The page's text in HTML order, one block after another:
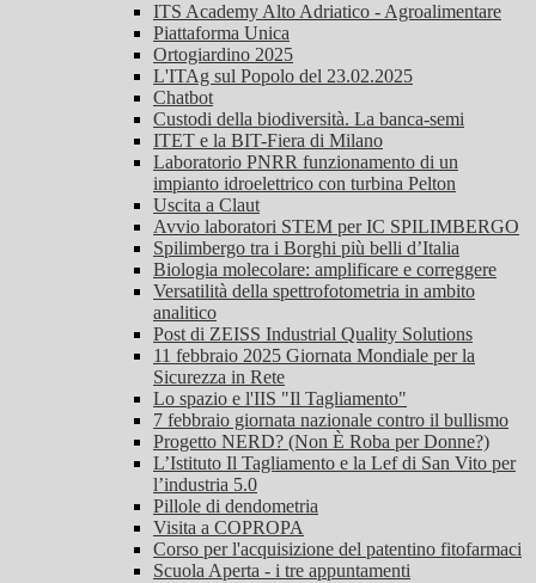
ITS Academy Alto Adriatico - Agroalimentare
Piattaforma Unica
Ortogiardino 2025
L'ITAg sul Popolo del 23.02.2025
Chatbot
Custodi della biodiversità. La banca-semi
ITET e la BIT-Fiera di Milano
Laboratorio PNRR funzionamento di un
impianto idroelettrico con turbina Pelton
Uscita a Claut
Avvio laboratori STEM per IC SPILIMBERGO
Spilimbergo tra i Borghi più belli d’Italia
Biologia molecolare: amplificare e correggere
Versatilità della spettrofotometria in ambito
analitico
Post di ZEISS Industrial Quality Solutions
11 febbraio 2025 Giornata Mondiale per la
Sicurezza in Rete
Lo spazio e l'IIS "Il Tagliamento"
7 febbraio giornata nazionale contro il bullismo
Progetto NERD? (Non È Roba per Donne?)
L’Istituto Il Tagliamento e la Lef di San Vito per
l’industria 5.0
Pillole di dendometria
Visita a COPROPA
Corso per l'acquisizione del patentino fitofarmaci
Scuola Aperta - i tre appuntamenti